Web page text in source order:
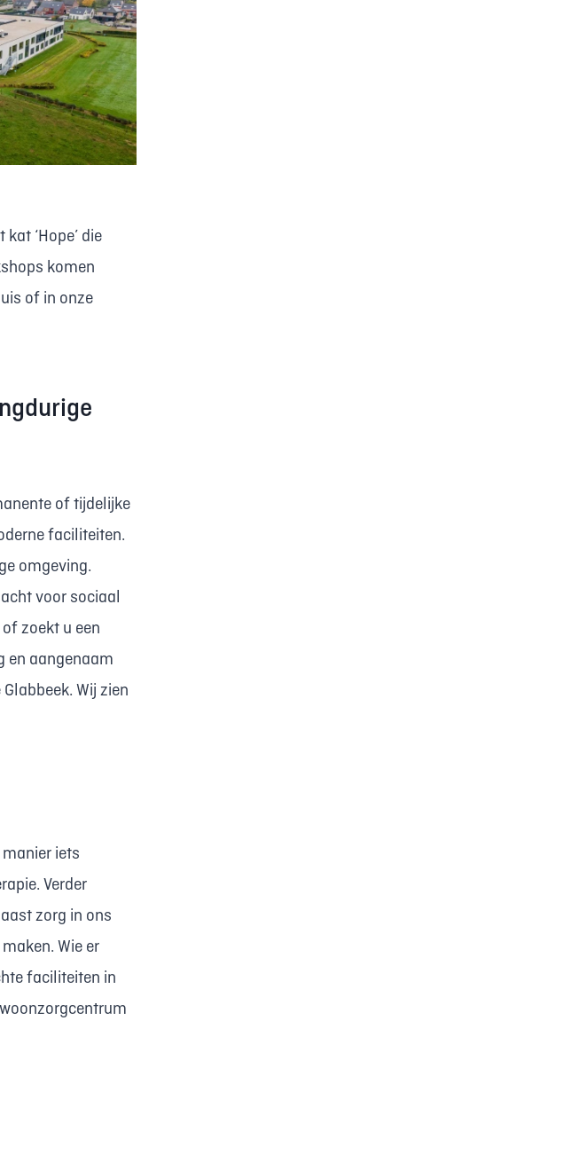
‘Hope’ die
komen
of in onze
of tijdelijke
faciliteiten.
omgeving.
voor sociaal
zoekt u een
en aangenaam
Wij zien
iets
Verder
zorg in ons
Wie er
faciliteiten in